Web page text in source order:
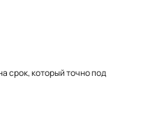
срок, который точно под